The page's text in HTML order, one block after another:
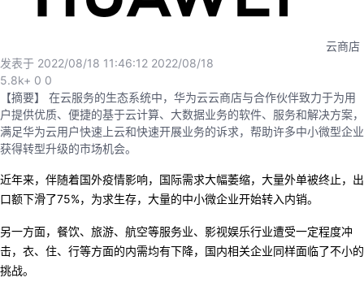
播
活
动
的
关
注
我
的
开
发
者
学
我
的
Programs
我
的
支
持
云商店
发表于 2022/08/18 11:46:12 2022/08/18
5.8k+ 0 0
【摘要】 在云服务的生态系统中，华为云云商店与合作伙伴致力于为用
户提供优质、便捷的基于云计算、大数据业务的软件、服务和解决方案，
满足华为云用户快速上云和快速开展业务的诉求，帮助许多中小微型企业
获得转型升级的市场机会。
近年来，伴随着国外疫情影响， 国际需求大幅萎缩， 大量外单被终止， 出
口额下滑了75%， 为求生存， 大量的中小微企业开始转入内销。
另一方面，餐饮、旅游、航空等服务业、影视娱乐行业遭受一定程度冲
击， 衣、 住、 行等方面的内需均有下降，国内相关企业同样面临了不小的
挑战。